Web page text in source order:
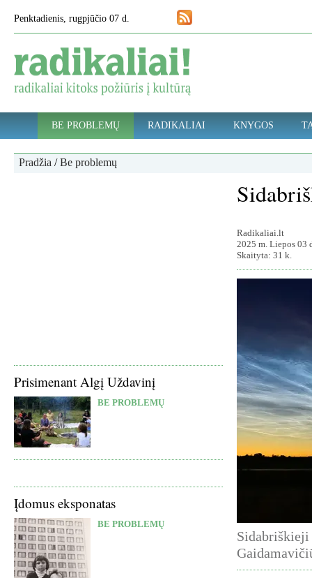
Penktadienis, rugpjūčio 07 d.
BE PROBLEMŲ RADIKALIAI KNYGOS
Pradžia /Be problemų
Prisimenant Algį Uždavinį
BE PROBLEMŲ
Įdomus eksponatas
BE PROBLEMŲ
Radikaliai.lt
2025 m. Liepos 03
Skaityta: 31 k.
Sidabriškieji